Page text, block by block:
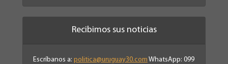
Recibimos sus noticias
Escríbanos a: politica@uruguay30.com WhatsApp: 099